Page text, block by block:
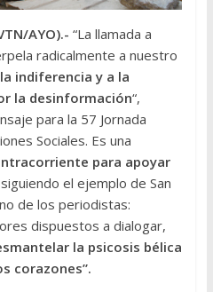
AYO).- “La llamada a
radicalmente a nuestro
indiferencia y a la
la desinformación“,
para la 57 Jornada
Sociales. Es una
para apoyar
siguiendo el ejemplo de San
de los periodistas:
dispuestos a dialogar,
la psicosis bélica
corazones”.